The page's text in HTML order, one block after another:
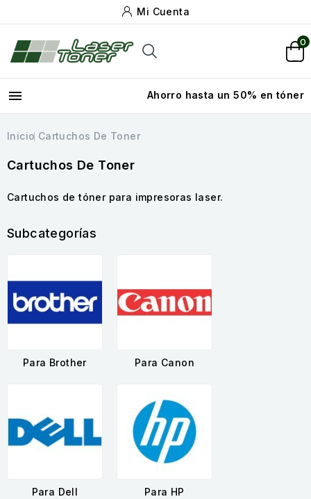
Mi Cuenta
0
 Ahorro hasta un 50% en tóner
Inicio Cartuchos De Toner
Cartuchos De Toner
Cartuchos de tóner para impresoras laser.
Subcategorías
Para Brother Para Canon
Para Dell Para HP